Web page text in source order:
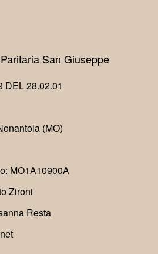
San Giuseppe
DEL 28.02.01
(MO)
MO1A10900A
Zironi
Resta